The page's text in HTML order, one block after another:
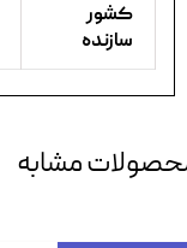
کشور
سازنده
مشابه